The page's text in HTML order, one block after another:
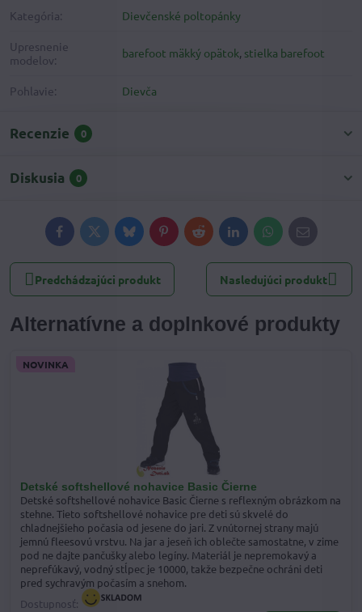
Kategória: Dievčenské poltopánky
Upresnenie
modelov:
barefoot mäkký opätok, stielka barefoot
Pohlavie: Dievča
Recenzie 0
Diskusia 0
FacebookTwitterBlueskyPinterestRedditLinkedInWhatsApp
E-
mail
Predchádzajúci produkt Nasledujúci produkt
Alternatívne a doplnkové produkty
Detské softshellové nohavice Basic Čierne
NOVINKA
Detské softshellové nohavice Basic Čierne s reflexným obrázkom na
stehne. Tieto softshellové nohavice pre deti sú skvelé do
chladnejšieho počasia od jesene do jari. Z vnútornej strany majú
jemnú fleesovú vrstvu. Na jar a jeseň ich oblečte samostatne, v zime
pod ne dajte pančušky alebo legíny. Materiál je nepremokavý a
neprefúkavý, vodný stĺpec je 10000, takže bezpečne ochráni deti
pred sychravým počasím a snehom.
Dostupnosť: